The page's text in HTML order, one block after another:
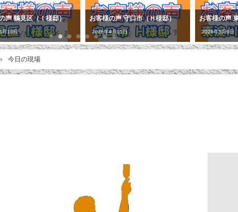
声 鶴見区（Ｉ様邸）
月18日
お客様の声 守口市（Ｈ様邸）
2026年4月11日
お客様の声
2026年5月6日
今日の現場